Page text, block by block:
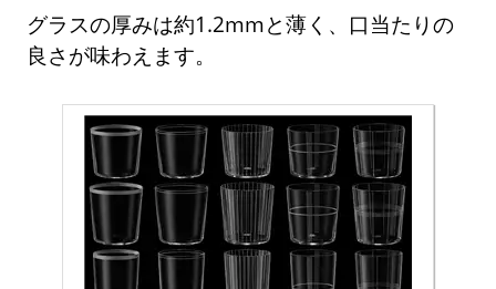
グラスの厚みは約1.2mmと薄く、口当たりの
良さが味わえます。